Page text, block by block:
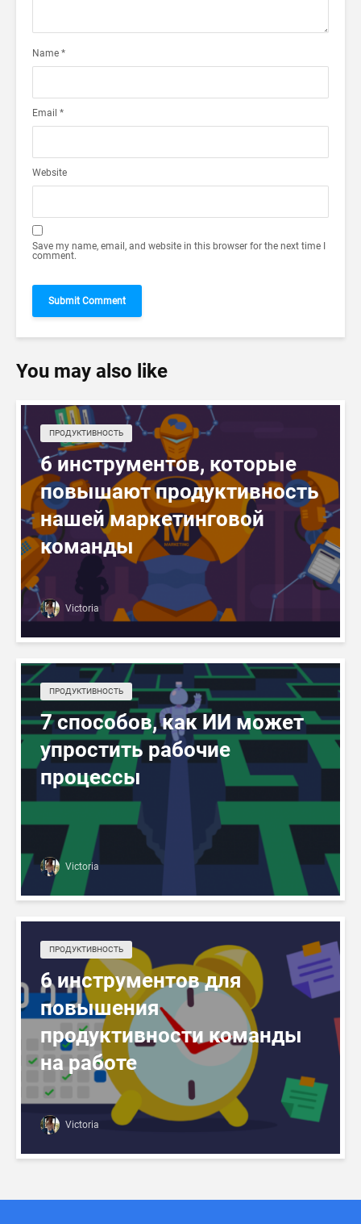
Name *
Email *
Website
Save my name, email, and website in this browser for the next time I
comment.
You may also like
ПРОДУКТИВНОСТЬ
6 инструментов, которые
повышают продуктивность
нашей маркетинговой
команды
Victoria
ПРОДУКТИВНОСТЬ
7 способов, как ИИ может
упростить рабочие
процессы
Victoria
ПРОДУКТИВНОСТЬ
6 инструментов для
повышения
продуктивности команды
на работе
Victoria